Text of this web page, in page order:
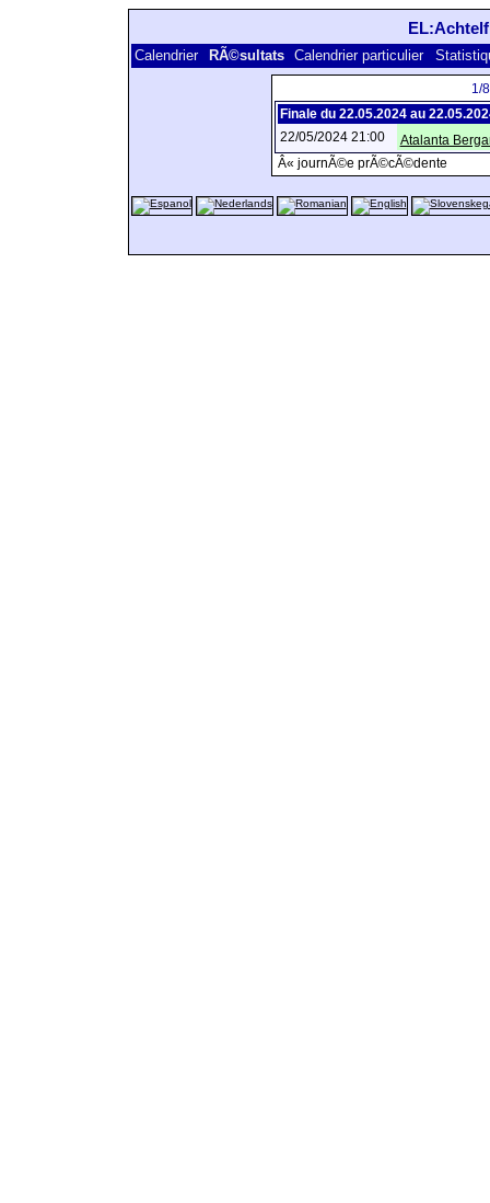
Calendrier RÃ©sultats Calendrier particulier
1/
Finale du 22.05.2024 au
22/05/2024 21:00
Atalanta
Â« journÃ©e prÃ©cÃ©dente